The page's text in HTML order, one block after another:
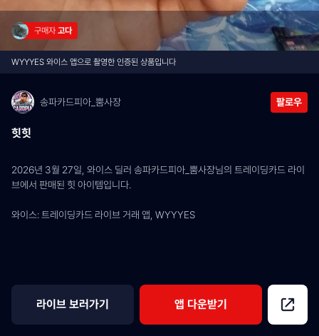
구매자 고다
WYYYES 와이스 앱으로 촬영한 인증된 상품입니다
송파카드피아_뿜사장 팔로우
힛힛
2026년 3월 27일, 와이스 딜러 송파카드피아_뿜사장님의 트레이딩카드 라이
브에서 판매된 힛 아이템입니다.
와이스: 트레이딩카드 라이브 거래 앱, WYYYES
라이브 보러가기 앱 다운받기